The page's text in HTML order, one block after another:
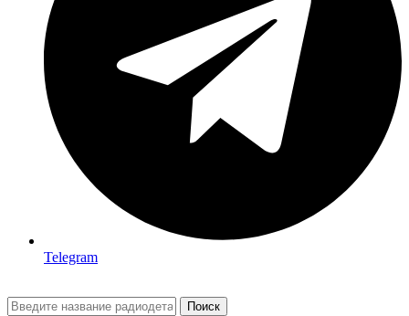
Telegram
Поиск